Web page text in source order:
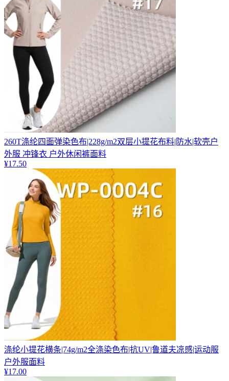
260T涤纶四面弹染色布|228g/m2双层小提花布料|防水|软壳户
外服 冲锋衣 户外休闲裤面料
¥17.50
涤纶小提花横条|74g/m2全涤染色布|抗UV|鲁道夫凉感|运动服
户外服面料
¥17.00